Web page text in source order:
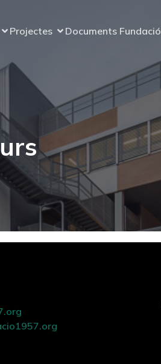
Projectes Documents Fundació